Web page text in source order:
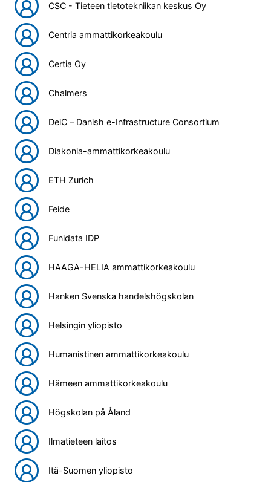
CSC - Tieteen tietotekniikan keskus Oy
Centria ammattikorkeakoulu
Certia Oy
Chalmers
DeiC – Danish e-Infrastructure Consortium
Diakonia-ammattikorkeakoulu
ETH Zurich
Feide
Funidata IDP
HAAGA-HELIA ammattikorkeakoulu
Hanken Svenska handelshögskolan
Helsingin yliopisto
Humanistinen ammattikorkeakoulu
Hämeen ammattikorkeakoulu
Högskolan på Åland
Ilmatieteen laitos
Itä-Suomen yliopisto